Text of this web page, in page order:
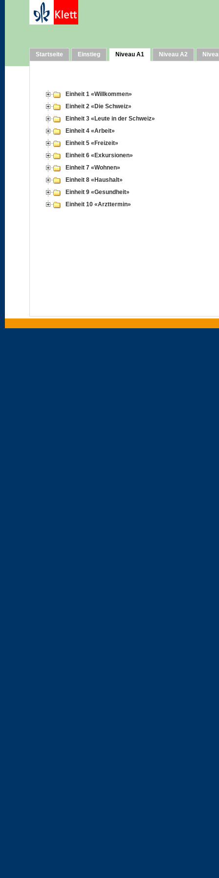
Startseite Einstieg Niveau A1 Niveau A2
Einheit 1 «Willkommen»
Einheit 2 «Die Schweiz»
Einheit 3 «Leute in der Schweiz»
Einheit 4 «Arbeit»
Einheit 5 «Freizeit»
Einheit 6 «Exkursionen»
Einheit 7 «Wohnen»
Einheit 8 «Haushalt»
Einheit 9 «Gesundheit»
Einheit 10 «Arzttermin»